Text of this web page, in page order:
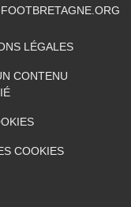
LÉGALES
CONTENU
COOKIES